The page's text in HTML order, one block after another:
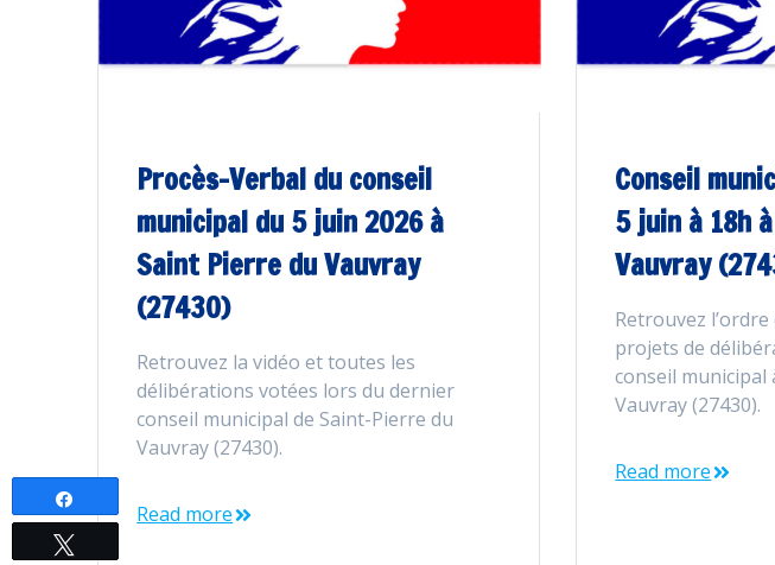
Procès-Verbal du conseil
municipal du 5 juin 2026 à
Saint Pierre du Vauvray
(27430)
Retrouvez la vidéo et toutes les
délibérations votées lors du dernier
conseil municipal de Saint-Pierre du
Vauvray (27430).
Read more
Conseil
5 juin à 18h
Vauvray
Retrouvez
projets de
conseil municipal
Vauvray (27430).
Read more